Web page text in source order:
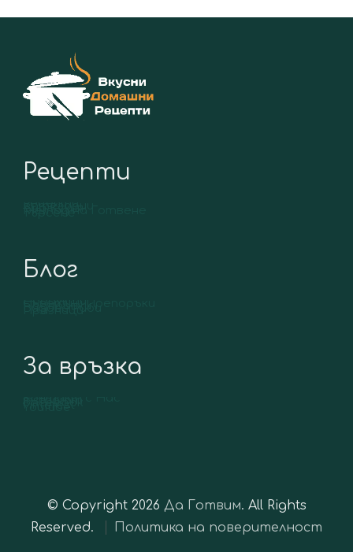
Рецепти
Блог
За връзка
© Copyright 2026 Да Готвим. All Rights
Reserved.
Политика на поверителност